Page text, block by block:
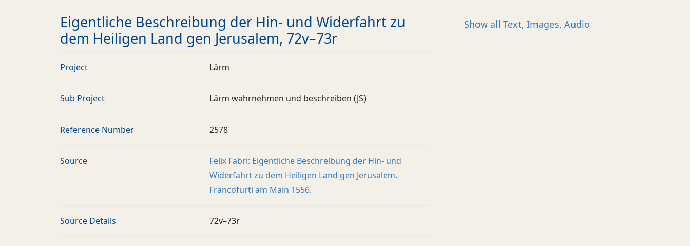
Eigentliche Beschreibung der Hin- und Widerfahrt zu
dem Heiligen Land gen Jerusalem, 72v–73r
Project Lärm
Sub Project Lärm wahrnehmen und beschreiben (JS)
Reference Number 2578
Source
Felix Fabri: Eigentliche Beschreibung der Hin- und
Widerfahrt zu dem Heiligen Land gen Jerusalem.
Francofurti am Main 1556.
Source Details 72v–73r
Show all Text, Images, Audio